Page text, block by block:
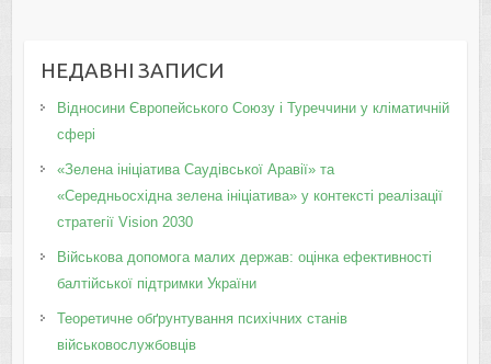
НЕДАВНІ ЗАПИСИ
Відносини Європейського Союзу і Туреччини у кліматичній
сфері
«Зелена ініціатива Саудівської Аравії» та
«Середньосхідна зелена ініціатива» у контексті реалізації
стратегії Vision 2030
Військова допомога малих держав: оцінка ефективності
балтійської підтримки України
Теоретичне обґрунтування психічних станів
військовослужбовців